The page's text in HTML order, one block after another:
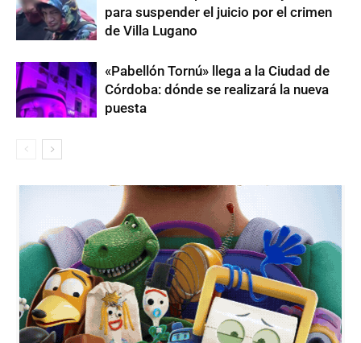
para suspender el juicio por el crimen
de Villa Lugano
«Pabellón Tornú» llega a la Ciudad de
Córdoba: dónde se realizará la nueva
puesta